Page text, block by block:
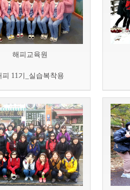
해피교육원
피 11기_실습복착용